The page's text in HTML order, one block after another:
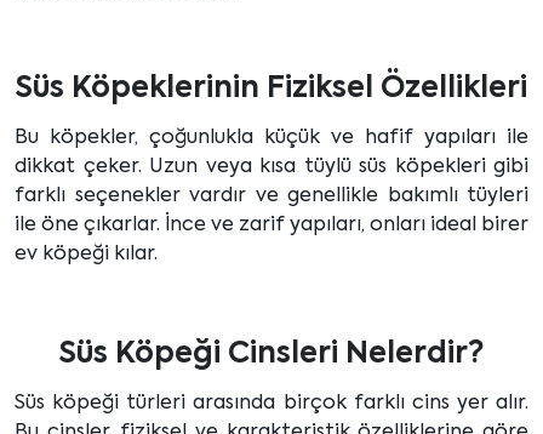
Süs Köpeklerinin Fiziksel Özellikleri
Bu köpekler, çoğunlukla küçük ve hafif yapıları ile
dikkat çeker. Uzun veya kısa tüylü süs köpekleri gibi
farklı seçenekler vardır ve genellikle bakımlı tüyleri
ile öne çıkarlar. İnce ve zarif yapıları, onları ideal birer
ev köpeği kılar.
Süs Köpeği Cinsleri Nelerdir?
Süs köpeği türleri arasında birçok farklı cins yer alır.